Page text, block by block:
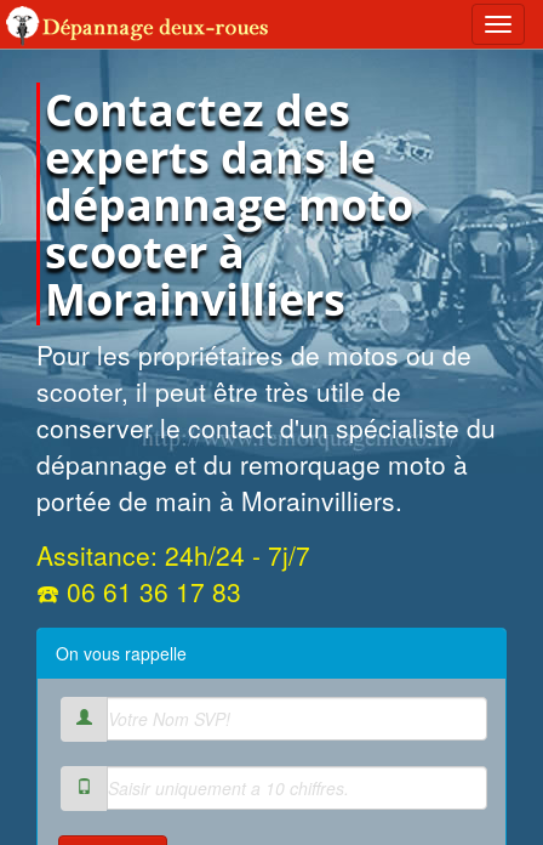
Contactez des
experts dans le
dépannage moto
scooter à
Morainvilliers
Pour les propriétaires de motos ou de
scooter, il peut être très utile de
conserver le contact d'un spécialiste du
dépannage et du remorquage moto à
portée de main à Morainvilliers.
Assitance: 24h/24 - 7j/7
☎️ 06 61 36 17 83
On vous rappelle